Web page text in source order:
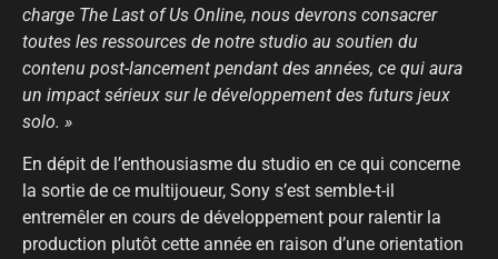
charge The Last of Us Online, nous devrons consacrer
toutes les ressources de notre studio au soutien du
contenu post-lancement pendant des années, ce qui aura
un impact sérieux sur le développement des futurs jeux
solo. »
En dépit de l’enthousiasme du studio en ce qui concerne
la sortie de ce multijoueur, Sony s’est semble-t-il
entremêler en cours de développement pour ralentir la
production plutôt cette année en raison d’une orientation